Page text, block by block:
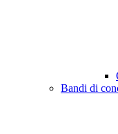
Bandi di